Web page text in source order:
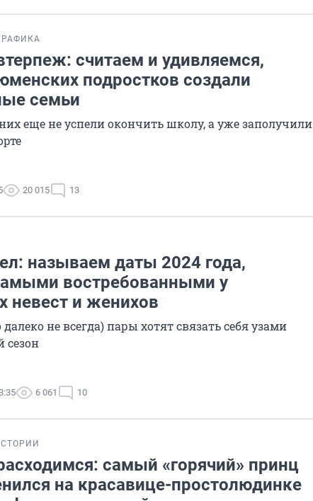
считаем и удивляемся,
подростков создали
семьи
еще не успели окончить школу, а уже заполучили
20 015 13
называем даты 2024 года,
востребованными у
невест и женихов
не всегда) пары хотят связать себя узами
сезон
6 061 10
самый «горячий» принц
на красавице-простолюдинке